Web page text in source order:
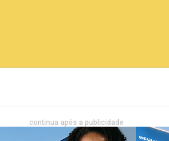
continua após a publicidade